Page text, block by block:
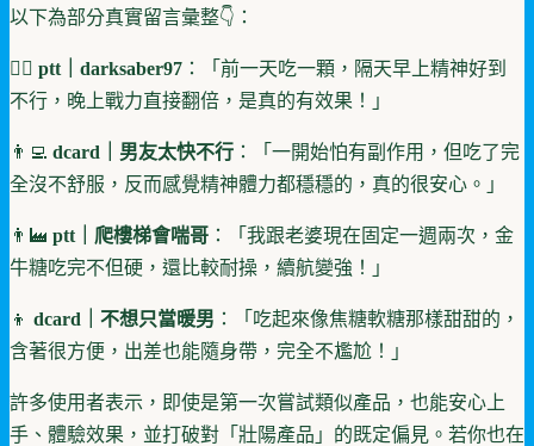
以下為部分真實留言彙整👇：
🧔‍♂️ ptt｜darksaber97 ：「前一天吃一顆，隔天早上精神好到
不行，晚上戰力直接翻倍，是真的有效果！」
👨‍💻 dcard｜男友太快不行 ：「一開始怕有副作用，但吃了完
全沒不舒服，反而感覺精神體力都穩穩的，真的很安心。」
👨‍🏭 ptt｜爬樓梯會喘哥 ：「我跟老婆現在固定一週兩次，金
牛糖吃完不但硬，還比較耐操，續航變強！」
👦 dcard｜不想只當暖男 ：「吃起來像焦糖軟糖那樣甜甜的，
含著很方便，出差也能隨身帶，完全不尷尬！」
許多使用者表示，即使是第一次嘗試類似產品，也能安心上
手、體驗效果，並打破對「壯陽產品」的既定偏見。若你也在